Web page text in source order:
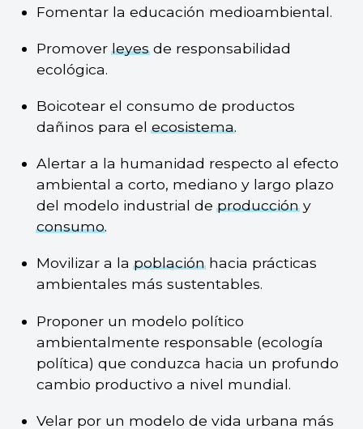
Fomentar la educación medioambiental.
Promoverleyesde responsabilidad
ecológica.
Boicotear el consumo de productos
dañinos para elecosistema.
Alertar a la humanidad respecto al efecto
ambiental a corto, mediano y largo plazo
del modelo industrial deproduccióny
consumo.
Movilizar a lapoblaciónhacia prácticas
ambientales más sustentables.
Proponer un modelo político
ambientalmente responsable (ecología
política) que conduzca hacia un profundo
cambio productivo a nivel mundial.
Velar por un modelo de vida urbana más